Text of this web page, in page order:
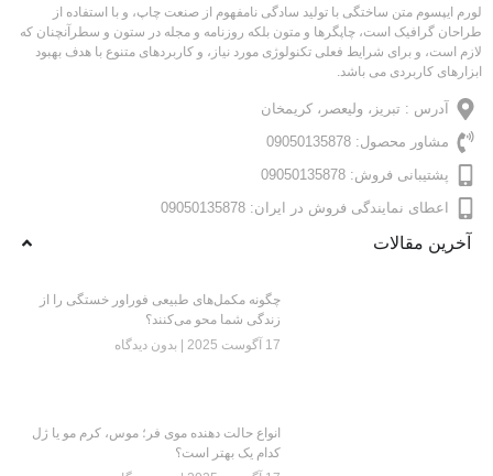
لورم ایپسوم متن ساختگی با تولید سادگی نامفهوم از صنعت چاپ، و با استفاده از
طراحان گرافیک است، چاپگرها و متون بلکه روزنامه و مجله در ستون و سطرآنچنان که
لازم است، و برای شرایط فعلی تکنولوژی مورد نیاز، و کاربردهای متنوع با هدف بهبود
ابزارهای کاربردی می باشد.
آدرس : تبریز، ولیعصر، کریمخان
مشاور محصول: 09050135878
پشتیبانی فروش: 09050135878
اعطای نمایندگی فروش در ایران: 09050135878
آخرین مقالات
چگونه مکمل‌های طبیعی فوراور خستگی را از
زندگی شما محو می‌کنند؟
17 آگوست 2025
بدون دیدگاه
انواع حالت دهنده موی فر؛ موس، کرم مو یا ژل
کدام یک بهتر است؟